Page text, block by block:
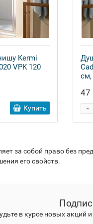
Kermi
VPK 120
Купить
см,
47
-
за собой право без
его свойств.
в курсе новых акций